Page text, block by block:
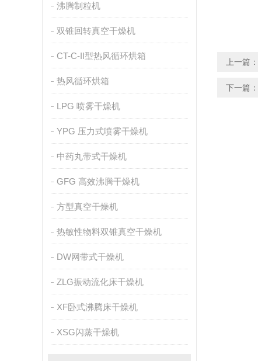
沸腾制粒机
双锥回转真空干燥机
CT-C-II型热风循环烘箱
热风循环烘箱
LPG 喷雾干燥机
YPG 压力式喷雾干燥机
中药丸带式干燥机
GFG 高效沸腾干燥机
方型真空干燥机
热敏性物料双锥真空干燥机
DW网带式干燥机
ZLG振动流化床干燥机
XF卧式沸腾床干燥机
XSG闪蒸干燥机
上一篇：
下一篇：